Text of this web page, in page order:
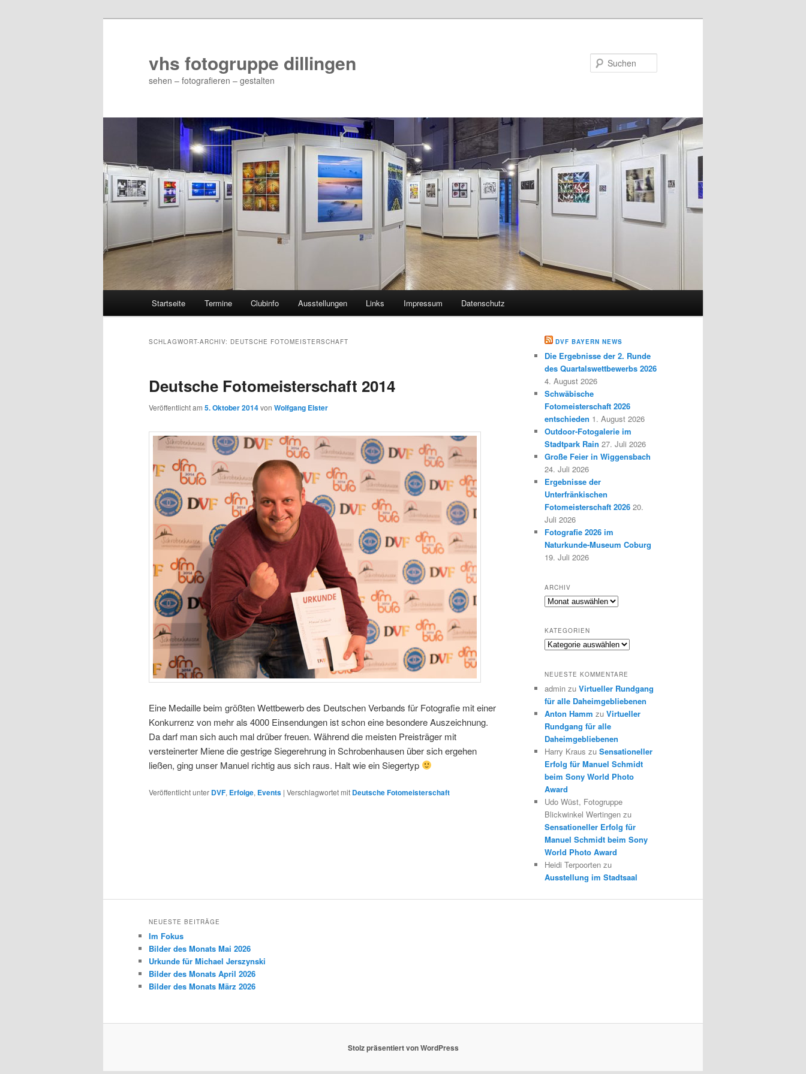
vhs fotogruppe dillingen
sehen – fotografieren – gestalten
Startseite Termine Clubinfo Ausstellungen Links Impressum Datenschutz
SCHLAGWORT-ARCHIV: DEUTSCHE FOTOMEISTERSCHAFT
Deutsche Fotomeisterschaft 2014
Veröffentlicht am 5. Oktober 2014von Wolfgang Elster
Eine Medaille beim größten Wettbewerb des Deutschen Verbands für Fotografie mit einer
Konkurrenz von mehr als 4000 Einsendungen ist schon eine besondere Auszeichnung.
Da darf man sich auch mal drüber freuen. Während die meisten Preisträger mit
versteinerter Miene die gestrige Siegerehrung in Schrobenhausen über sich ergehen
ließen, ging unser Manuel richtig aus sich raus. Halt wie ein Siegertyp
Veröffentlicht unter DVF, Erfolge, Events | Verschlagwortet mit Deutsche Fotomeisterschaft
DVF BAYERN NEWS
Die Ergebnisse der 2. Runde
des Quartalswettbewerbs 2026
4. August 2026
Schwäbische
Fotomeisterschaft 2026
entschieden 1. August 2026
Outdoor-Fotogalerie im
Stadtpark Rain 27. Juli 2026
Große Feier in Wiggensbach
24. Juli 2026
Ergebnisse der
Unterfränkischen
Fotomeisterschaft 2026 20.
Juli 2026
Fotografie 2026 im
Naturkunde-Museum Coburg
19. Juli 2026
ARCHIV
Archiv
KATEGORIEN
Kategorien
NEUESTE KOMMENTARE
admin zu Virtueller Rundgang
für alle Daheimgebliebenen
Anton Hamm zu Virtueller
Rundgang für alle
Daheimgebliebenen
Harry Kraus zu Sensationeller
Erfolg für Manuel Schmidt
beim Sony World Photo
Award
Udo Wüst, Fotogruppe
Blickwinkel Wertingen zu
Sensationeller Erfolg für
Manuel Schmidt beim Sony
World Photo Award
Heidi Terpoorten zu
Ausstellung im Stadtsaal
NEUESTE BEITRÄGE
Im Fokus
Bilder des Monats Mai 2026
Urkunde für Michael Jerszynski
Bilder des Monats April 2026
Bilder des Monats März 2026
Stolz präsentiert von WordPress